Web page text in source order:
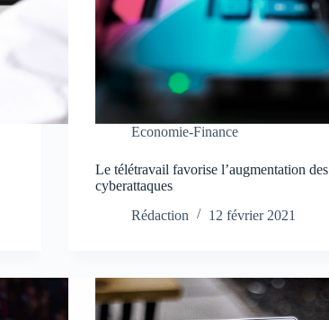
Economie-Finance
Le télétravail favorise l’augmentation des
cyberattaques
Rédaction
12 février 2021